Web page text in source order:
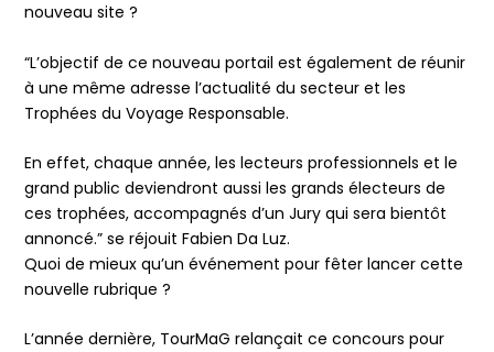
nouveau site ?
“L’objectif de ce nouveau portail est également de réunir
à une même adresse l’actualité du secteur et les
Trophées du Voyage Responsable.
En effet, chaque année, les lecteurs professionnels et le
grand public deviendront aussi les grands électeurs de
ces trophées, accompagnés d’un Jury qui sera bientôt
annoncé.” se réjouit Fabien Da Luz.
Quoi de mieux qu’un événement pour fêter lancer cette
nouvelle rubrique ?
L’année dernière, TourMaG relançait ce concours pour